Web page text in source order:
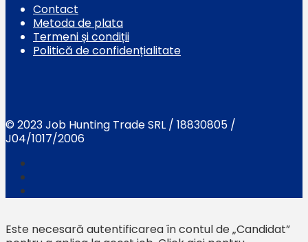
Contact
Metoda de plata
Termeni și condiții
Politică de confidențialitate
© 2023 Job Hunting Trade SRL / 18830805 /
J04/1017/2006
Este necesară autentificarea în contul de „Candidat”